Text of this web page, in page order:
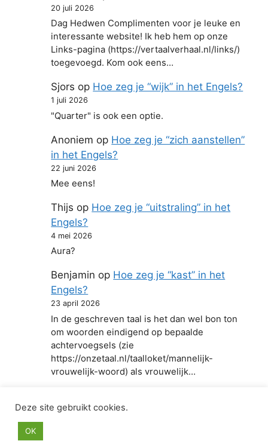
20 juli 2026
Dag Hedwen Complimenten voor je leuke en
interessante website! Ik heb hem op onze
Links-pagina (https://vertaalverhaal.nl/links/)
toegevoegd. Kom ook eens…
Sjors op Hoe zeg je “wijk” in het Engels?
1 juli 2026
"Quarter" is ook een optie.
Anoniem op Hoe zeg je “zich aanstellen”
in het Engels?
22 juni 2026
Mee eens!
Thijs op Hoe zeg je “uitstraling” in het
Engels?
4 mei 2026
Aura?
Benjamin op Hoe zeg je “kast” in het
Engels?
23 april 2026
In de geschreven taal is het dan wel bon ton
om woorden eindigend op bepaalde
achtervoegsels (zie
https://onzetaal.nl/taalloket/mannelijk-
vrouwelijk-woord) als vrouwelijk…
© 2026 Hoe zeg je in het Engels
Deze site gebruikt cookies.
OK